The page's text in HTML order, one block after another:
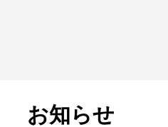
お知らせ